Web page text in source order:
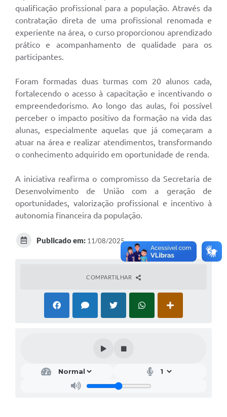
qualificação profissional para a população. Através da
contratação direta de uma profissional renomada e
experiente na área, o curso proporcionou aprendizado
prático e acompanhamento de qualidade para os
participantes.
Foram formadas duas turmas com 20 alunos cada,
fortalecendo o acesso à capacitação e incentivando o
empreendedorismo. Ao longo das aulas, foi possível
perceber o impacto positivo da formação na vida das
alunas, especialmente aquelas que já começaram a
atuar na área e realizar atendimentos, transformando
o conhecimento adquirido em oportunidade de renda.
A iniciativa reafirma o compromisso da Secretaria de
Desenvolvimento de União com a geração de
oportunidades, valorização profissional e incentivo à
autonomia financeira da população.
Publicado em: 11/08/2025
COMPARTILHAR